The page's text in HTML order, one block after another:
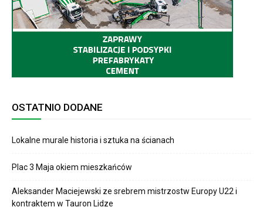
OSTATNIO DODANE
Lokalne murale historia i sztuka na ścianach
Plac 3 Maja okiem mieszkańców
Aleksander Maciejewski ze srebrem mistrzostw Europy U22 i
kontraktem w Tauron Lidze